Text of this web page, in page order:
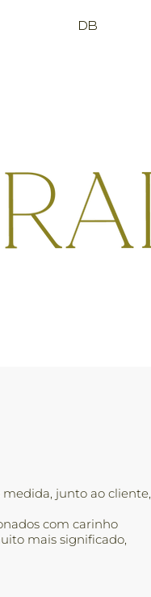
DB
junto ao cliente,
com carinho
mais significado,